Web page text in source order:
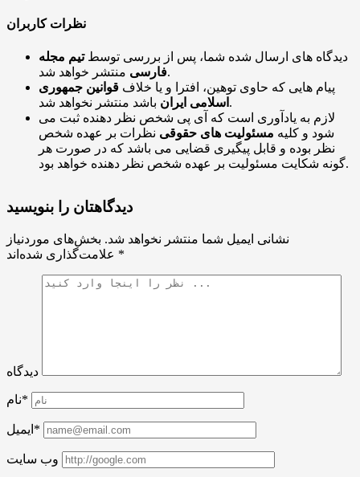
نظرات کاربران
دیدگاه های ارسال شده شما، پس از بررسی توسطتیم مجله
فارسیمنتشر خواهد شد.
پیام هایی که حاوی توهین، افترا و یا خلاف قوانین جمهوری
اسلامی ایران باشد منتشر نخواهد شد.
لازم به یادآوری است که آی پی شخص نظر دهنده ثبت می
شود و کلیه مسئولیت های حقوقی نظرات بر عهده شخص
نظر بوده و قابل پیگیری قضایی می باشد که در صورت هر
گونه شکایت مسئولیت بر عهده شخص نظر دهنده خواهد بود.
دیدگاهتان را بنویسید
نشانی ایمیل شما منتشر نخواهد شد. بخش‌های موردنیاز
*
دیدگاه
نام*
ایمیل*
وب سایت